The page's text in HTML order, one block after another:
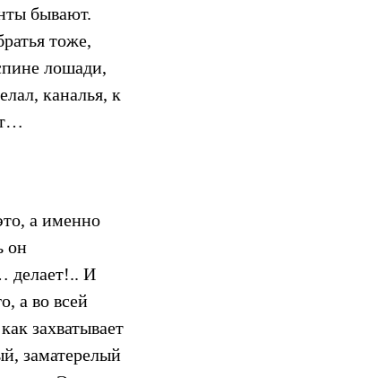
бывают.
тоже,
лошади,
каналья, к
а именно
он
делает!.. И
а во всей
захватывает
заматерелый